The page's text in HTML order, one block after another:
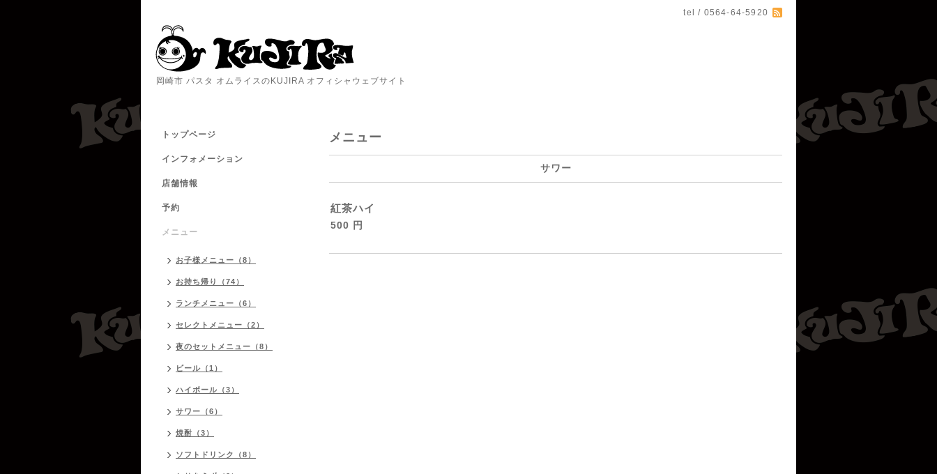
tel / 0564-64-5920
岡崎市 パスタ オムライスのKUJIRA オフィシャウェブサイト
メニュー
サワー
紅茶ハイ
500 円
トップページ
インフォメーション
店舗情報
予約
メニュー
お子様メニュー（8）
お持ち帰り（74）
ランチメニュー（6）
セレクトメニュー（2）
夜のセットメニュー（8）
ビール（1）
ハイボール（3）
サワー（6）
焼酎（3）
ソフトドリンク（8）